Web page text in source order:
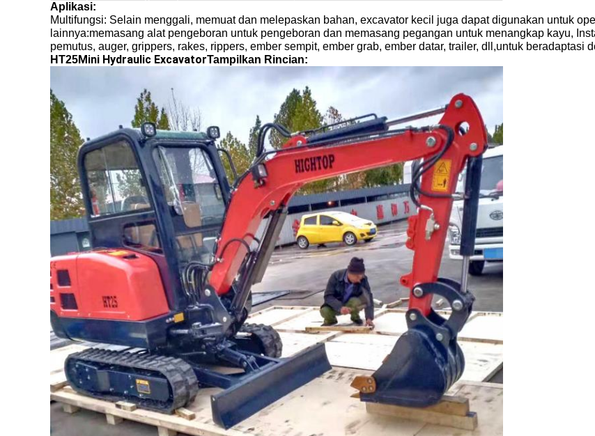
Aplikasi:
Multifungsi: Selain menggali, memuat dan melepaskan bahan, excavator kecil juga dapat digunakan untuk
lainnya:memasang alat pengeboran untuk pengeboran dan memasang pegangan untuk menangkap kayu,
pemutus, auger, grippers, rakes, rippers, ember sempit, ember grab, ember datar, trailer, dll,untuk
HT25Mini Hydraulic ExcavatorTampilkan Rincian: